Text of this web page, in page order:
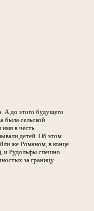
А до этого будущего
была сельской
в честь
детей. Об этом
же Романом, в конце
и Рудольфы спешно
за границу